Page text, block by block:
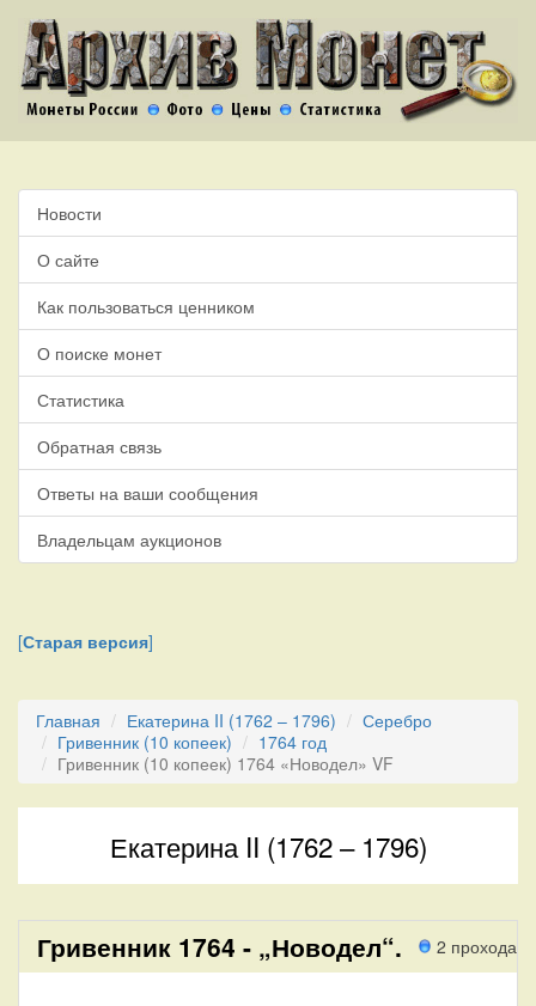
Новости
О сайте
Как пользоваться ценником
О поиске монет
Статистика
Обратная связь
Ответы на ваши сообщения
Владельцам аукционов
[Старая версия]
Главная Екатерина II (1762 – 1796)
Серебро
Гривенник (10 копеек)
1764 год
Гривенник (10 копеек) 1764 «Новодел» VF
Екатерина II (1762 – 1796)
2 прохода
Гривенник 1764 - „Новодел“.